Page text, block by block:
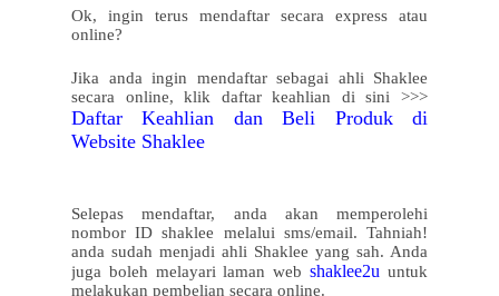
Ok, ingin terus mendaftar secara express atau
online?
Jika anda ingin mendaftar sebagai ahli Shaklee
secara online,klik daftar keahlian di sini >>>
Daftar Keahlian dan Beli Produk di
Website Shaklee
Selepas mendaftar, anda akan memperolehi
nombor ID shaklee melalui sms/email. Tahniah!
anda sudah menjadi ahli Shaklee yang sah. Anda
juga boleh melayari laman webshaklee2u untuk
melakukan pembelian secara online.